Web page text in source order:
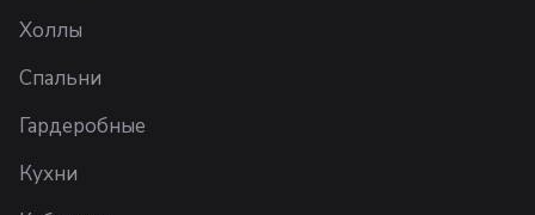
Холлы
Спальни
Гардеробные
Кухни